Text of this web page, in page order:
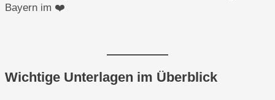
Bayern im ❤️
Wichtige Unterlagen im Überblick